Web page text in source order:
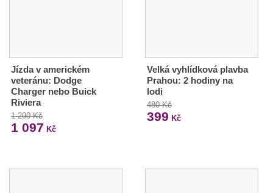
Jízda v americkém
veteránu: Dodge
Charger nebo Buick
Riviera
1 290 Kč
1 097 Kč
Velká vyhlídková plavba
Prahou: 2 hodiny na
lodi
480 Kč
399 Kč